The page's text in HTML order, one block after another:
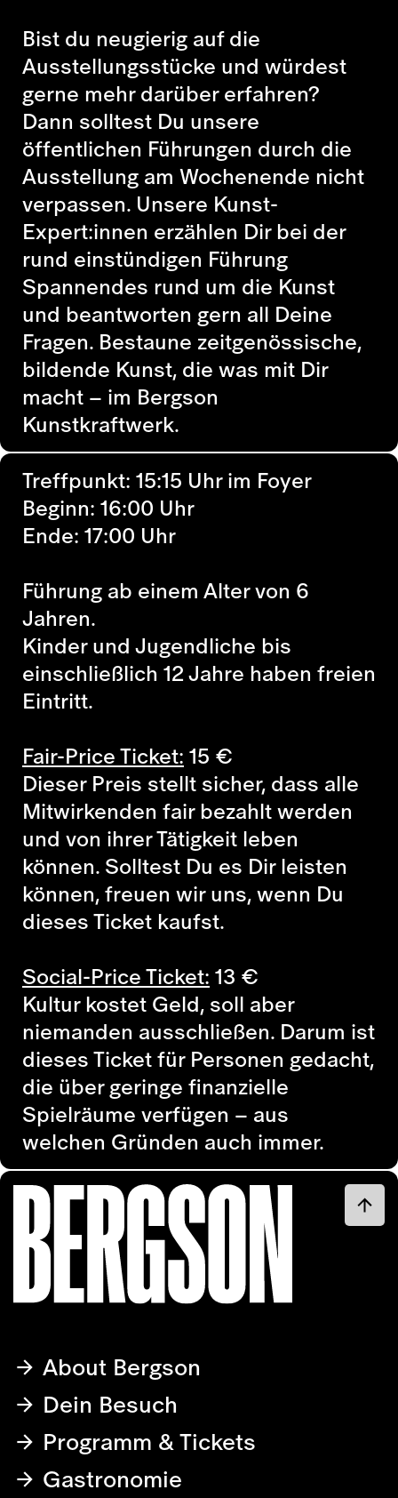
Bist du neugierig auf die
Ausstellungsstücke und würdest
gerne mehr darüber erfahren?
Dann solltest Du unsere
öffentlichen Führungen durch die
Ausstellung am Wochenende nicht
verpassen. Unsere Kunst-
Expert:innen erzählen Dir bei der
rund einstündigen Führung
Spannendes rund um die Kunst
und beantworten gern all Deine
Fragen. Bestaune zeitgenössische,
bildende Kunst, die was mit Dir
macht – im Bergson
Kunstkraftwerk.
Treffpunkt: 15:15 Uhr im Foyer
Beginn: 16:00 Uhr
Ende: 17:00 Uhr
Führung ab einem Alter von 6
Jahren.
Kinder und Jugendliche bis
einschließlich 12 Jahre haben freien
Eintritt.
Fair-Price Ticket:15 €
Dieser Preis stellt sicher, dass alle
Mitwirkenden fair bezahlt werden
und von ihrer Tätigkeit leben
können. Solltest Du es Dir leisten
können, freuen wir uns, wenn Du
dieses Ticket kaufst.
Social-Price Ticket:13 €
Kultur kostet Geld, soll aber
niemanden ausschließen. Darum ist
dieses Ticket für Personen gedacht,
die über geringe finanzielle
Spielräume verfügen – aus
welchen Gründen auch immer.
About Bergson
Dein Besuch
Programm & Tickets
Gastronomie